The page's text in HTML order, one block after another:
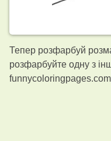
Тепер розфарбуй
розфарбуйте одну з
funnycoloringpages.com